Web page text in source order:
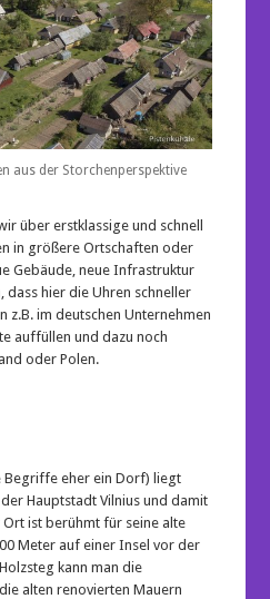
aus der Storchenperspektive
über erstklassige und schnell
in größere Ortschaften oder
Gebäude, neue Infrastruktur
dass hier die Uhren schneller
z.B. im deutschen Unternehmen
auffüllen und dazu noch
oder Polen.
Begriffe eher ein Dorf) liegt
Hauptstadt Vilnius und damit
ist berühmt für seine alte
Meter auf einer Insel vor der
kann man die
alten renovierten Mauern